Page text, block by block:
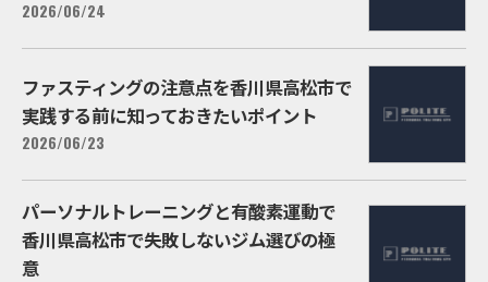
2026/06/24
ファスティングの注意点を香川県高松市で
実践する前に知っておきたいポイント
2026/06/23
パーソナルトレーニングと有酸素運動で
香川県高松市で失敗しないジム選びの極
意